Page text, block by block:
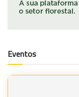
Eventos